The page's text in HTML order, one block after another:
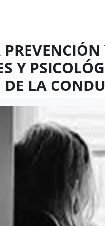
Y
DE LA